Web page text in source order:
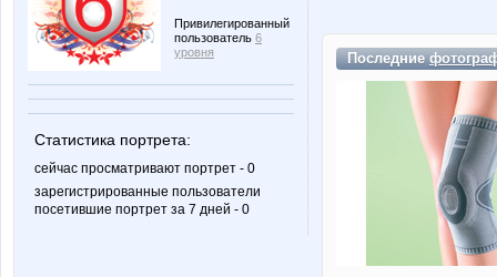
Привилегированный
пользователь 6
уровня
Статистика портрета:
сейчас просматривают портрет - 0
зарегистрированные пользователи
посетившие портрет за 7 дней - 0
Последние